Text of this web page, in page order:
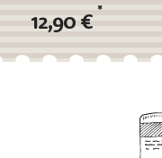
12,90 €
*